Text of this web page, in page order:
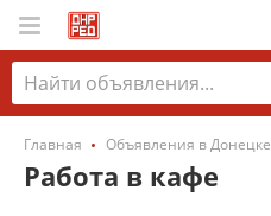
Главная Объявления в Донецке
Работа в кафе